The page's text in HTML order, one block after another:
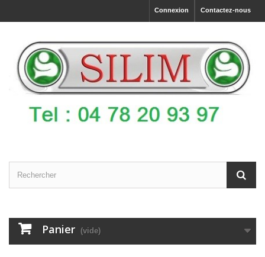
Contactez-nous
Connexion
Panier (vide)